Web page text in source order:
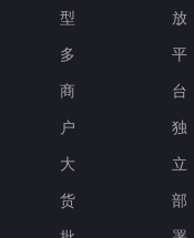
型
多
商
户
大
货
放
平
台
独
立
部